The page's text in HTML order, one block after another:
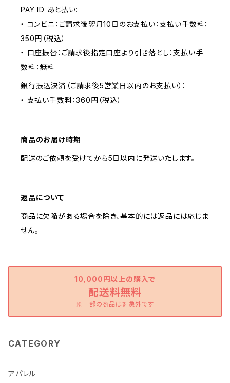
PAY ID あと払い:
・ コンビニ：ご請求後翌月10日のお支払い：支払い手数料：
350円（税込）
・ 口座振替：ご請求後指定口座より引き落とし：支払い手
数料：無料
銀行振込決済（ご請求後5営業日以内のお支払い）：
・ 支払い手数料：360円（税込）
商品のお届け時期
配送のご依頼を受けてから5日以内に発送いたします。
返品について
商品に欠陥がある場合を除き、基本的には返品には応じま
せん。
10,000円以上の購入で
配送料無料
※一部の商品は対象外です
CATEGORY
アパレル